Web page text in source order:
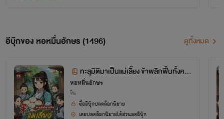
อีบุ๊กของ หอหมื่นอักษร (1496) ดูทั้งหมด
ทะลุมิติมาเป็นแม่เลี้ยง ข้าพลิกฟื้นทั้งคร
อบครัว เล่ม 15 (จบ+ตอนพิเศษ)
หอหมื่นอักษร
จีน
ซื้ออีบุ๊กปลดล็อกนิยาย
เคยปลดล็อกนิยายได้ส่วนลดอีบุ๊ก